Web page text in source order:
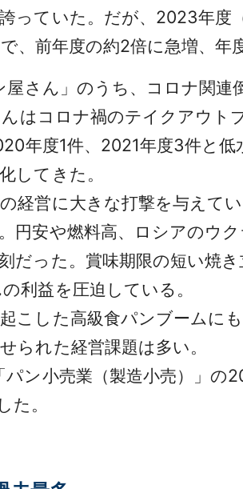
っていた。だが、2023年
、前年度の約2倍に急増、年
さん」のうち、コロナ関連
はコロナ禍のテイクアウト
年度1件、2021年度3件と
してきた。
経営に大きな打撃を与えて
円安や燃料高、ロシアのウ
だった。賞味期限の短い焼
利益を圧迫している。
こした高級食パンブームに
られた経営課題は多い。
パン小売業（製造小売）」
た。